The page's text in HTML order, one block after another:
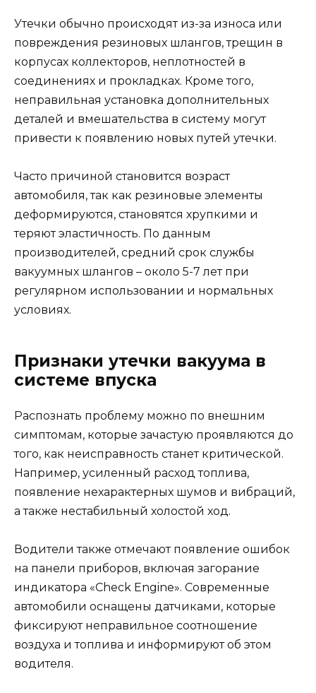
Утечки обычно происходят из-за износа или
повреждения резиновых шлангов, трещин в
корпусах коллекторов, неплотностей в
соединениях и прокладках. Кроме того,
неправильная установка дополнительных
деталей и вмешательства в систему могут
привести к появлению новых путей утечки.
Часто причиной становится возраст
автомобиля, так как резиновые элементы
деформируются, становятся хрупкими и
теряют эластичность. По данным
производителей, средний срок службы
вакуумных шлангов – около 5-7 лет при
регулярном использовании и нормальных
условиях.
Признаки утечки вакуума в
системе впуска
Распознать проблему можно по внешним
симптомам, которые зачастую проявляются до
того, как неисправность станет критической.
Например, усиленный расход топлива,
появление нехарактерных шумов и вибраций,
а также нестабильный холостой ход.
Водители также отмечают появление ошибок
на панели приборов, включая загорание
индикатора «Check Engine». Современные
автомобили оснащены датчиками, которые
фиксируют неправильное соотношение
воздуха и топлива и информируют об этом
водителя.